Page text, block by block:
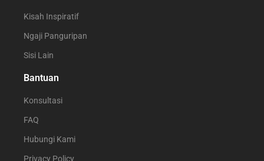
Kisah Inspiratif
Ngaji Panguripan
Sisi Lain
Bantuan
Konsultasi
FAQ
Hubungi Kami
Privacy Policy